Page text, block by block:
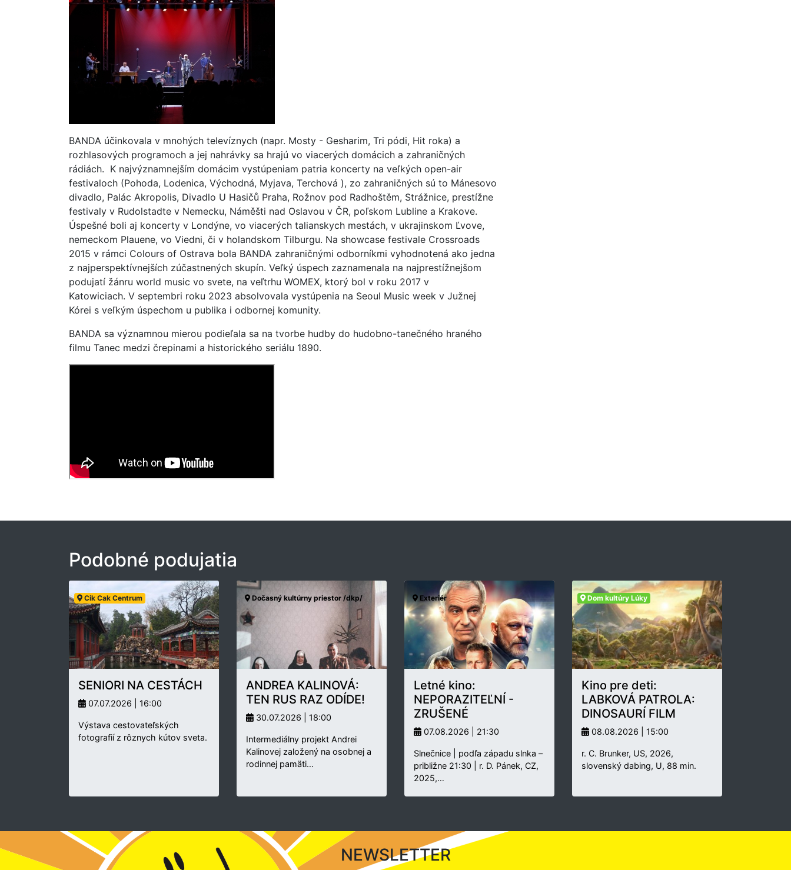
BANDA účinkovala v mnohých televíznych (napr. Mosty - Gesharim, Tri pódi, Hit roka) a
rozhlasových programoch a jej nahrávky sa hrajú vo viacerých domácich a zahraničných
rádiách. K najvýznamnejším domácim vystúpeniam patria koncerty na veľkých open-air
festivaloch (Pohoda, Lodenica, Východná, Myjava, Terchová ), zo zahraničných sú to Mánesovo
divadlo, Palác Akropolis, Divadlo U Hasičů Praha, Rožnov pod Radhoštěm, Strážnice, prestížne
festivaly v Rudolstadte v Nemecku, Náměšti nad Oslavou v ČR, poľskom Lubline a Krakove.
Úspešné boli aj koncerty v Londýne, vo viacerých talianskych mestách, v ukrajinskom Ľvove,
nemeckom Plauene, vo Viedni, či v holandskom Tilburgu. Na showcase festivale Crossroads
2015 v rámci Colours of Ostrava bola BANDA zahraničnými odborníkmi vyhodnotená ako jedna
z najperspektívnejších zúčastnených skupín. Veľký úspech zaznamenala na najprestížnejšom
podujatí žánru world music vo svete, na veľtrhu WOMEX, ktorý bol v roku 2017 v
Katowiciach. V septembri roku 2023 absolvovala vystúpenia na Seoul Music week v Južnej
Kórei s veľkým úspechom u publika i odbornej komunity.
BANDA sa významnou mierou podieľala sa na tvorbe hudby do hudobno-tanečného hraného
filmu Tanec medzi črepinami a historického seriálu 1890.
Podobné podujatia
Cik Cak Centrum
SENIORI NA CESTÁCH
07.07.2026 | 16:00
Výstava cestovateľských
fotografií z rôznych kútov sveta.
Dočasný kultúrny priestor /dkp/
ANDREA KALINOVÁ:
TEN RUS RAZ ODÍDE!
30.07.2026 | 18:00
Intermediálny projekt Andrei
Kalinovej založený na osobnej a
rodinnej pamäti…
Exteriér
Letné kino:
NEPORAZITEĽNÍ -
ZRUŠENÉ
07.08.2026 | 21:30
Slnečnice | podľa západu slnka –
približne 21:30 | r. D. Pánek, CZ,
2025,…
Dom kultúry Lúky
Kino pre deti:
LABKOVÁ PATROLA:
DINOSAURÍ FILM
08.08.2026 | 15:00
r. C. Brunker, US, 2026,
slovenský dabing, U, 88 min.
NEWSLETTER